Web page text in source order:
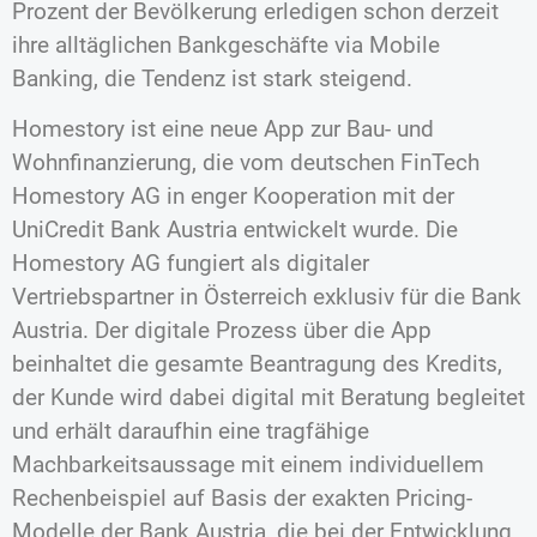
Prozent der Bevölkerung erledigen schon derzeit
ihre alltäglichen Bankgeschäfte via Mobile
Banking, die Tendenz ist stark steigend.
Homestory ist eine neue App zur Bau- und
Wohnfinanzierung, die vom deutschen FinTech
Homestory AG in enger Kooperation mit der
UniCredit Bank Austria entwickelt wurde. Die
Homestory AG fungiert als digitaler
Vertriebspartner in Österreich exklusiv für die Bank
Austria. Der digitale Prozess über die App
beinhaltet die gesamte Beantragung des Kredits,
der Kunde wird dabei digital mit Beratung begleitet
und erhält daraufhin eine tragfähige
Machbarkeitsaussage mit einem individuellem
Rechenbeispiel auf Basis der exakten Pricing-